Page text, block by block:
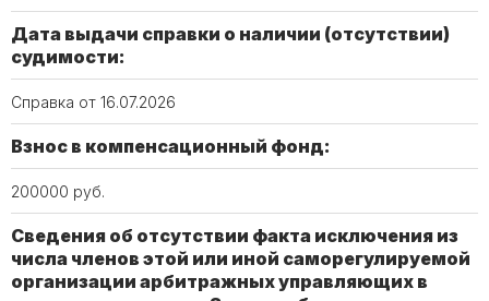
Дата выдачи справки о наличии (отсутствии)
судимости:
Справка от 16.07.2026
Взнос в компенсационный фонд:
200000 руб.
Сведения об отсутствии факта исключения из
числа членов этой или иной саморегулируемой
организации арбитражных управляющих в